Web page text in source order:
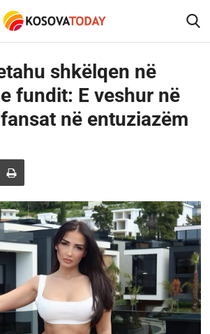
shkëlqen në
fundit: E veshur në
në entuziazëm